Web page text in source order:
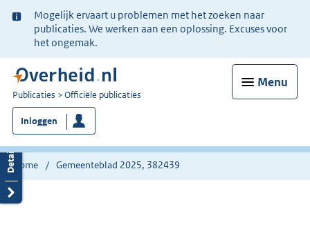
Ter
informatie:
Mogelijk ervaart u problemen met het zoeken naar
publicaties. We werken aan een oplossing. Excuses voor
het ongemak.
Menu
U
bent
nu
hier:
Publicaties Officiële publicaties
Inloggen
Home Gemeenteblad 2025, 382439